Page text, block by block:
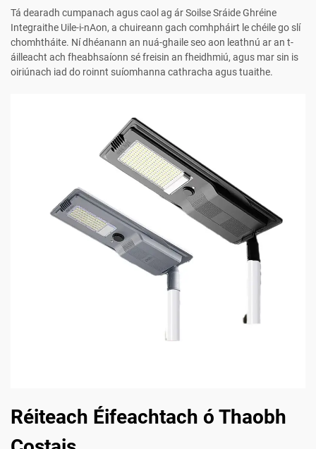
Tá dearadh cumpanach agus caol ag ár Soilse Sráide Ghréine
Integraithe Uile-i-nAon, a chuireann gach comhpháirt le chéile go slí
chomhtháite. Ní dhéanann an nuá-ghaile seo aon leathnú ar an t-
áilleacht ach fheabhsaíonn sé freisin an fheidhmiú, agus mar sin is
oiriúnach iad do roinnt suíomhanna cathracha agus tuaithe.
Réiteach Éifeachtach ó Thaobh